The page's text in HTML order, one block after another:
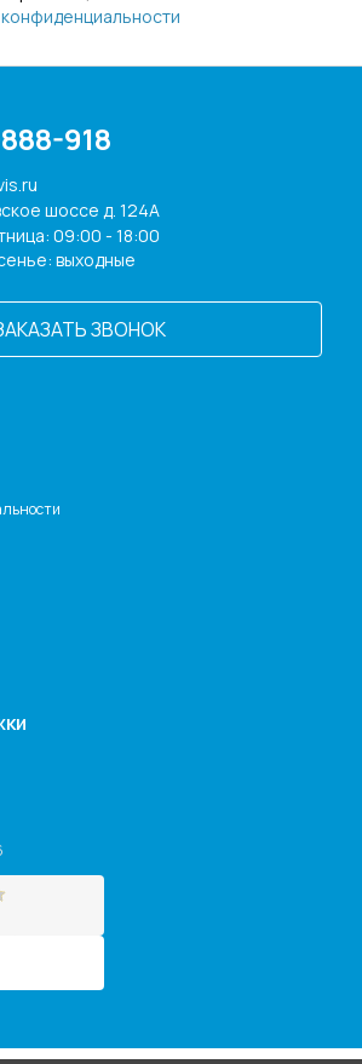
конфиденциальности
918
шоссе д. 124А
09:00 - 18:00
выходные
ЗВОНОК